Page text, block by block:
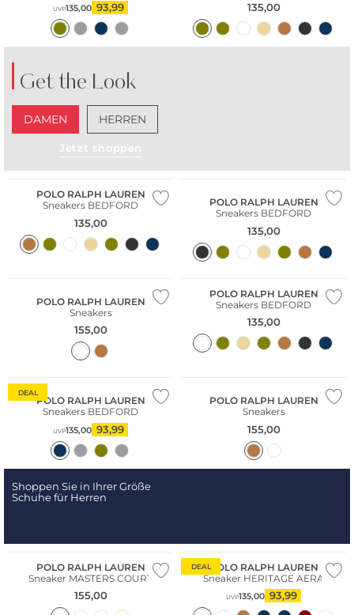
UVP135,00 93,99 135,00
Get the Look
DAMEN HERREN
Jetzt shoppen
POLO RALPH LAUREN
Sneakers BEDFORD
135,00
POLO RALPH LAUREN
Sneakers BEDFORD
135,00
POLO RALPH LAUREN
Sneakers
155,00
POLO RALPH LAUREN
Sneakers BEDFORD
135,00
DEAL
POLO RALPH LAUREN
Sneakers BEDFORD
UVP135,00 93,99
POLO RALPH LAUREN
Sneakers
155,00
Shoppen Sie in Ihrer Größe
Schuhe für Herren
POLO RALPH LAUREN
Sneaker MASTERS COURT
155,00
DEALPOLO RALPH LAUREN
Sneaker HERITAGE AERA
UVP135,00 93,99